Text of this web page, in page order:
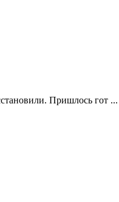
Пришлось гот ...